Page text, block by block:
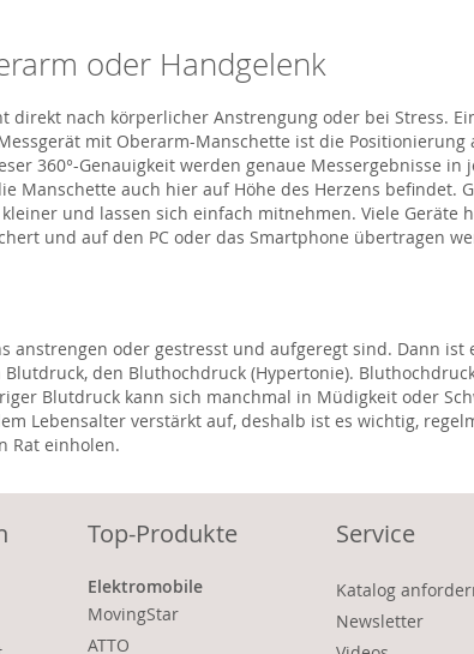
oder Handgelenk
direkt nach körperlicher Anstrengung oder bei Stress.
mit Oberarm-Manschette ist die
360°-Genauigkeit werden genaue Messergebnisse
Manschette auch hier auf Höhe des Herzens
und lassen sich einfach mitnehmen. Viele
und auf den PC oder das Smartphone übertragen
oder gestresst und aufgeregt sind. Dann
den Bluthochdruck (Hypertonie).
Blutdruck kann sich manchmal in Müdigkeit oder
Lebensalter verstärkt auf, deshalb ist es wichtig,
Rat einholen.
Top-Produkte
Elektromobile
MovingStar
ATTO
Service
Katalog
Newsletter